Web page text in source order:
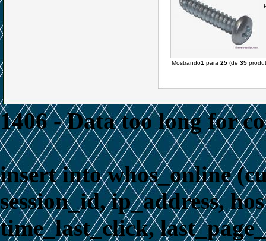
Mostrando1 para 25 (de 35
1406 - Data too long for
insert into whos_online
session_id, ip_address,
time_last_click,